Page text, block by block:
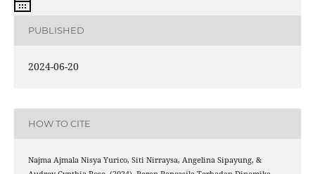
PUBLISHED
2024-06-20
HOW TO CITE
Najma Ajmala Nisya Yurico, Siti Nirraysa, Angelina Sipayung, &